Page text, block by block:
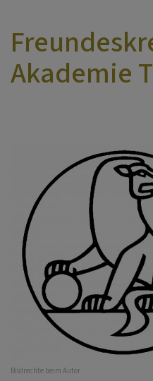
Akademie
Bildrechte beim Autor